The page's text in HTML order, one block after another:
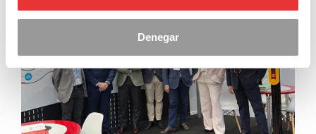
Denegar